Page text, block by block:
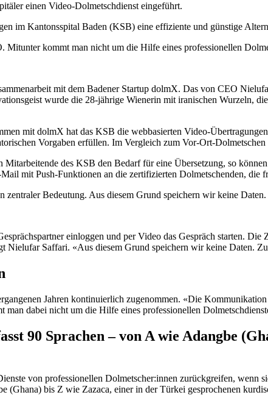
einen Video-Dolmetschdienst eingeführt.
im Kantonsspital Baden (KSB) eine effiziente und günstige
kommt man nicht um die Hilfe eines professionellen
mit dem Badener Startup dolmX. Das von CEO
wurde die 28-jährige Wienerin mit iranischen Wurzeln,
mit dolmX hat das KSB die webbasierten Video-
Vorgaben erfüllen. Im Vergleich zum Vor-Ort-
Mitarbeitende des KSB den Bedarf für eine Übersetzung, so
mit Push-Funktionen an die zertifizierten Dolmetschenden, die
zentraler Bedeutung. Aus diesem Grund speichern wir keine
einloggen und per Video das Gespräch starten.
Nielufar Saffari. «Aus diesem Grund speichern wir keine Daten.
Jahren kontinuierlich zugenommen. «Die
man dabei nicht um die Hilfe eines professionellen
90 Sprachen – von A wie Adangbe
von professionellen Dolmetscher:innen zurückgreifen, wenn
(Ghana) bis Z wie Zazaca, einer in der Türkei gesprochenen